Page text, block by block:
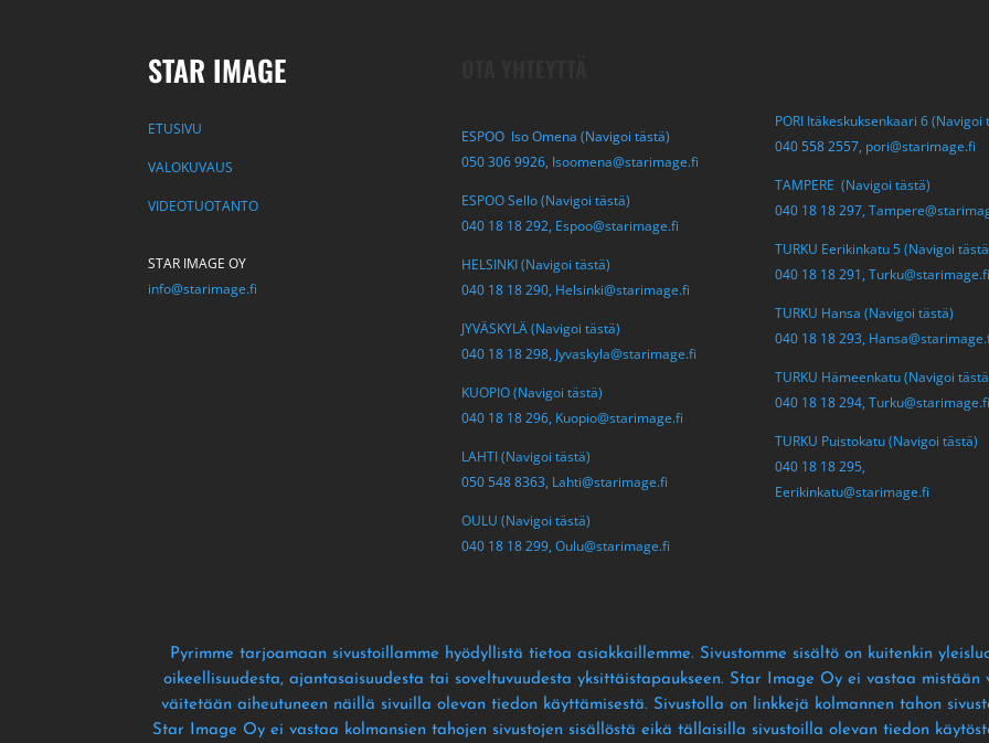
STAR IMAGE
ETUSIVU
VALOKUVAUS
VIDEOTUOTANTO
STAR IMAGE OY
info@starimage.fi
ESPOO Iso Omena (Navigoi tästä)
050 306 9926, Isoomena@starimage.fi
ESPOO Sello (Navigoi tästä)
040 18 18 292, Espoo@starimage.fi
HELSINKI (Navigoi tästä)
040 18 18 290, Helsinki@starimage.fi
JYVÄSKYLÄ (Navigoi tästä)
040 18 18 298, Jyvaskyla@starimage.fi
KUOPIO (Navigoi tästä)
040 18 18 296, Kuopio@starimage.fi
LAHTI (Navigoi tästä)
050 548 8363, Lahti@starimage.fi
OULU (Navigoi tästä)
040 18 18 299, Oulu@starimage.fi
PORI Itäkeskuksenkaari 6 (Navigoi
040 558 2557, pori@starimage.fi
TAMPERE (Navigoi tästä)
040 18 18 297,
TURKU Eerikinkatu 5 (Navigoi
040 18 18 291, Turku@starimage.fi
TURKU Hansa (Navigoi tästä)
040 18 18 293,
TURKU Hämeenkatu (Navigoi
040 18 18 294, Turku@starimage.fi
TURKU Puistokatu (Navigoi tästä)
040 18 18 295,
Eerikinkatu@starimage.fi
Pyrimme tarjoamaan sivustoillamme hyödyllistä tietoa asiakkaillemme. Sivustomme sisältö on kuitenkin
oikeellisuudesta, ajantasaisuudesta tai soveltuvuudesta yksittäistapaukseen. Star Image Oy ei vastaa
väitetään aiheutuneen näillä sivuilla olevan tiedon käyttämisestä. Sivustolla on linkkejä kolmannen tahon
Star Image Oy ei vastaa kolmansien tahojen sivustojen sisällöstä eikä tällaisilla sivustoilla olevan tiedon